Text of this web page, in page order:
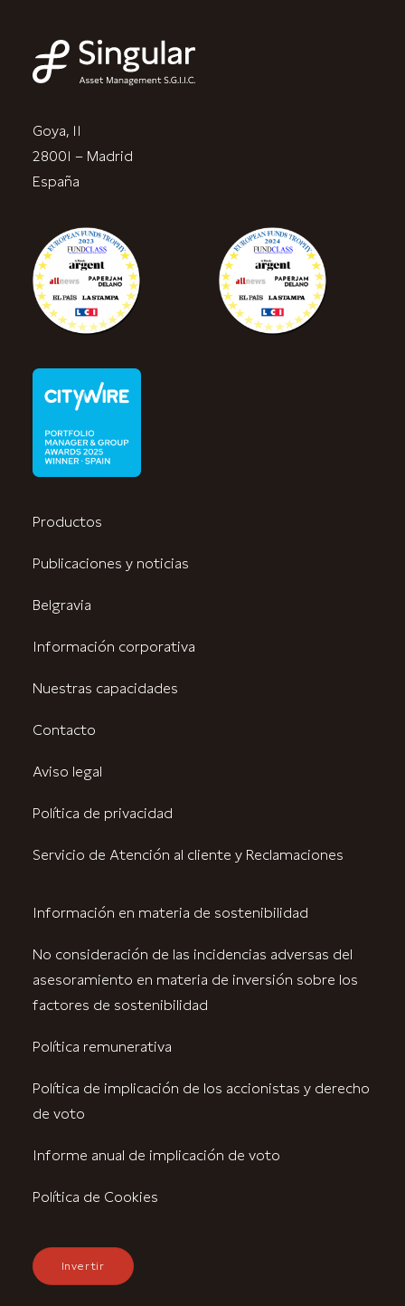
Goya, 11
28001 – Madrid
España
Productos
Publicaciones y noticias
Belgravia
Información corporativa
Nuestras capacidades
Contacto
Aviso legal
Política de privacidad
Servicio de Atención al cliente y Reclamaciones
Información en materia de sostenibilidad
No consideración de las incidencias adversas del
asesoramiento en materia de inversión sobre los
factores de sostenibilidad
Política remunerativa
Política de implicación de los accionistas y derecho
de voto
Informe anual de implicación de voto
Política de Cookies
Invertir